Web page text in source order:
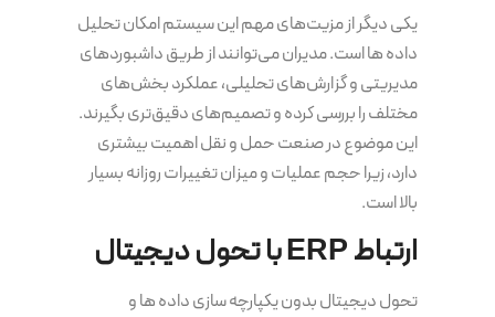
یکی دیگر از مزیت‌های مهم این سیستم امکان تحلیل
داده ها است. مدیران می‌توانند از طریق داشبوردهای
مدیریتی و گزارش‌های تحلیلی، عملکرد بخش‌های
مختلف را بررسی کرده و تصمیم‌های دقیق‌تری بگیرند.
این موضوع در صنعت حمل و نقل اهمیت بیشتری
دارد، زیرا حجم عملیات و میزان تغییرات روزانه بسیار
بالا است.
ارتباط ERP با تحول دیجیتال
تحول دیجیتال بدون یکپارچه سازی داده ها و